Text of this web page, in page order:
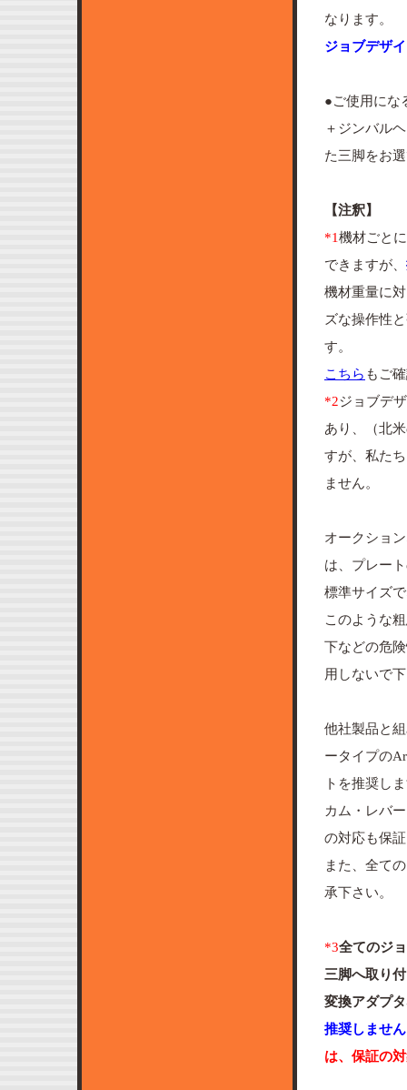
なります。
ジョブデザ
●ご使用にな
＋ジンバル
た三脚をお
【注釈】
*1機材ごと
できますが、
機材重量に
ズな操作性
す。
こちら もご
*2ジョブデ
あり、（北
すが、私た
ません。
オークショ
は、プレー
標準サイズ
このような
下などの危
用しないで
他社製品と
ータイプの
トを推奨し
カム・レバ
の対応も保
また、全て
承下さい。
*3全てのジ
三脚へ取り
変換アダプ
推奨しませ
は、保証の